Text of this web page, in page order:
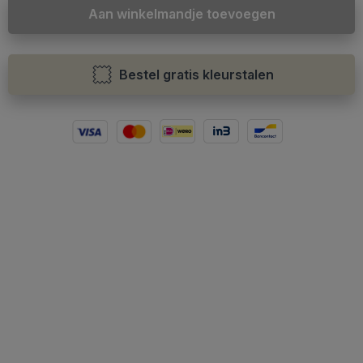
Aan winkelmandje toevoegen
Bestel gratis kleurstalen